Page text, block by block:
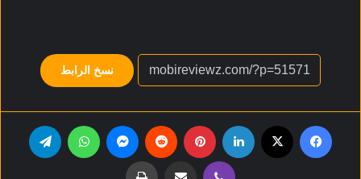
نسخ الرابط
ڤايبر مشاركة عبر البريد طباعة